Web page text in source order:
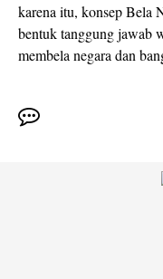
karena itu, konsep Bela
bentuk tanggung jawab
membela negara dan